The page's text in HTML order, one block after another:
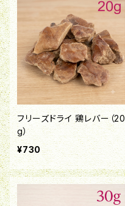
フリーズドライ 鶏レバー（20
g）
¥730